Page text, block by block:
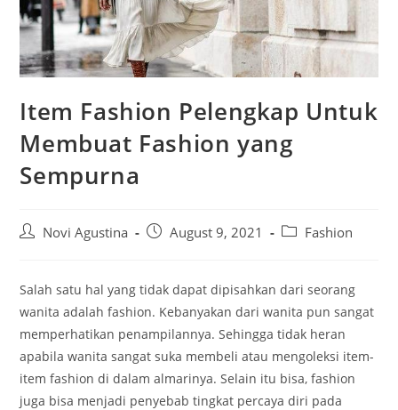
Item Fashion Pelengkap Untuk
Membuat Fashion yang
Sempurna
PostNovi Agustina
PostAugust 9, 2021
PostFashion
Salah satu hal yang tidak dapat dipisahkan dari seorang
wanita adalah fashion. Kebanyakan dari wanita pun sangat
memperhatikan penampilannya. Sehingga tidak heran
apabila wanita sangat suka membeli atau mengoleksi item-
item fashion di dalam almarinya. Selain itu bisa, fashion
juga bisa menjadi penyebab tingkat percaya diri pada